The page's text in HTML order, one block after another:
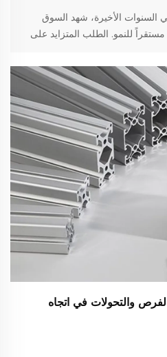
السنوات الأخيرة، شهد السوق
مستقراً للنمو. الطلب المتزايد على
والتحولات في اتجاه